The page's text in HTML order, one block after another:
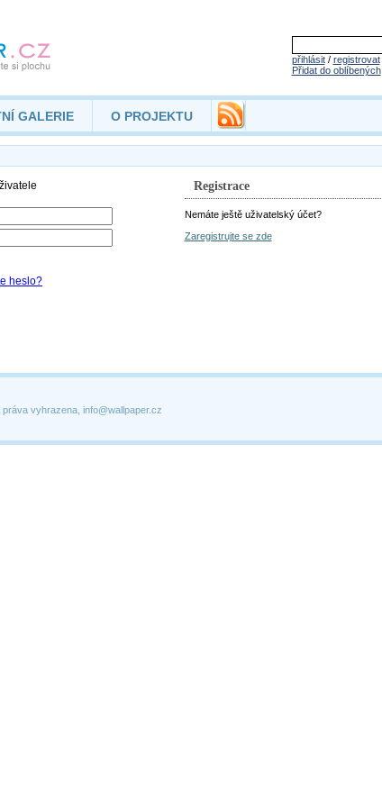
přihlásit/ registrovat
Přidat do oblíbených
GALERIE O PROJEKTU
Registrace
Nemáte ještě uživatelský účet?
Zaregistrujte se zde
vyhrazena, info@wallpaper.cz